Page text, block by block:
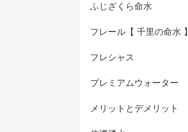
ふじざくら命水
フレール【 千里の命水 】
フレシャス
プレミアムウォーター
メリットとデメリット